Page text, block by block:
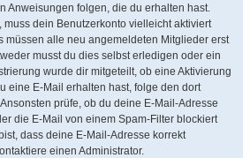
Anweisungen folgen, die du erhalten hast.
muss dein Benutzerkonto vielleicht aktiviert
müssen alle neu angemeldeten Mitglieder erst
musst du dies selbst erledigen oder ein
wurde dir mitgeteilt, ob eine Aktivierung
eine E-Mail erhalten hast, folge den dort
prüfe, ob du deine E-Mail-Adresse
die E-Mail von einem Spam-Filter blockiert
dass deine E-Mail-Adresse korrekt
einen Administrator.